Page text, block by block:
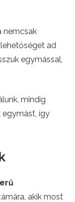
nemcsak
ad
egymással,
mindig
így
akik most